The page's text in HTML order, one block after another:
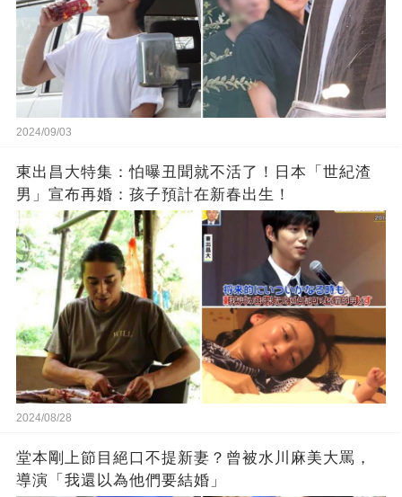
2024/09/03
東出昌大特集：怕曝丑聞就不活了！日本「世紀渣
男」宣布再婚：孩子預計在新春出生！
2024/08/28
堂本剛上節目絕口不提新妻？曾被水川麻美大罵，
導演「我還以為他們要結婚」